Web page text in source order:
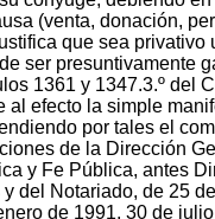
(venta, donación,
que sea privativo
ser presuntivamente
1361 y 1347.3.º del
al efecto la simple
por tales el
de la Dirección
y Fe Pública, antes
del Notariado, de 25
de 1991, 30 de